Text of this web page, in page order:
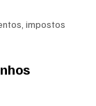
impostos